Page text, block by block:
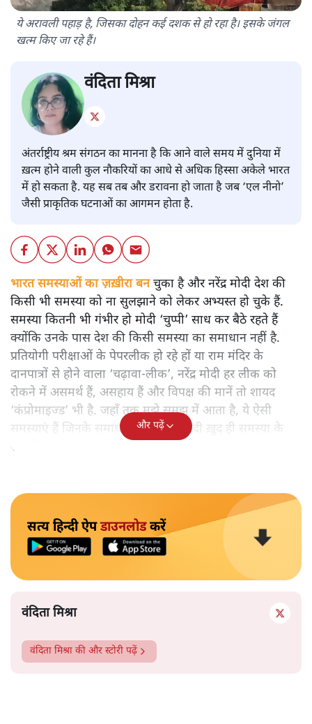
ये अरावली पहाड़ है, जिसका दोहन कई दशक से हो रहा है। इसके जंगल
खत्म किए जा रहे हैं।
वंदिता मिश्रा
अंतर्राष्ट्रीय श्रम संगठन का मानना है कि आने वाले समय में दुनिया में
ख़त्म होने वाली कुल नौकरियों का आधे से अधिक हिस्सा अकेले भारत
में हो सकता है. यह सब तब और डरावना हो जाता है जब ‘एल नीनो’
जैसी प्राकृतिक घटनाओं का आगमन होता है.
भारत समस्याओं का ज़ख़ीरा बनचुका है और नरेंद्र मोदी देश की
किसी भी समस्या को ना सुलझाने को लेकर अभ्यस्त हो चुके हैं.
समस्या कितनी भी गंभीर हो मोदी ‘चुप्पी’ साध कर बैठे रहते हैं
क्योंकि उनके पास देश की किसी समस्या का समाधान नहीं है.
प्रतियोगी परीक्षाओं के पेपरलीक हो रहे हों या राम मंदिर के
दानपात्रों से होने वाला ‘चढ़ावा-लीक’, नरेंद्र मोदी हर लीक को
रोकने में असमर्थ हैं, असहाय हैं और विपक्ष की मानें तो शायद
‘कंप्रोमाइज्ड’ भी है. जहाँ तक मुझे समझ में आता है, ये ऐसी
समस्याएं हैं जिनके समाधान खोजते ही मोदी ख़ुद ही समस्या के
रूप में सामने आ जाएँगे.
और पढ़ें
सत्य हिन्दी ऐपडाउनलोडकरें
वंदिता मिश्रा
वंदिता मिश्रा की और स्टोरी पढ़ें